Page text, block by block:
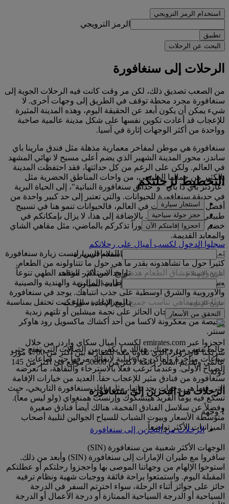
استخدام الرمز الترويجي
الرمز الترويجي
تطبيق
البحث عن الرحلات
الرحلات إلى سنغافورة
من الصعب تصديق ذلك، لكن مر وقت كانت فيه الرحلات الجوية إلى
سنغافورة مجرد محطة توقف في الطريق إلى وجهات أخرى. لا
شيء يمكن أن يكون أبعد عن الحقيقة اليوم، وهذه المدينة المثيرة
للإعجاب قد أعادت تكوين نفسها على شكل مدينة عالمية صاخبة
وواحدة من أكثر الوجهات إثارة في آسيا.
سنغافورة هي موطن لمفاخر معمارية مذهلة مثل فندق مارينا باي
ساندز، محور المدينة الشهير الذي يضم أعلى مسبح لا نهائي المشهد
في العالم. ولكن على الرغم من كل حداثتها، فقد احتفظت المدينة
بالكثير من جمالها الطبيعي، من واحات المناطق الحضرية مثل
"غاردنز باي ذا باي" و"حدائق سنغافورة النباتية"، إلى الحياة البرية
في حديقة سنغافورة للحيوانات. والتي تعتبر إلى حد كبير واحدة من
أفضل حدائق الحيوانات في العالم، فالحيوانات تنمو هنا في تسييج
طبيعي بدلاً عن الأقفاص. بالإضافة إلى هذا، لا يزال بإمكانكم في
خضم كل ذلك أن تجدوا أموراً تذكركم بالماضي، مثل مقاهي الشاي
والمعابد القديمة.
ثم مرة أخرى، بالنسبة لكثير من المسافرين، ليست زيارة سنغافورة
كثيراً حول ما تشاهدونه بقدر ما هي حول ما تتناولونه من الطعام.
لدى وجهة عشاق الطعام هذه واحداً من أكثر مشاهد الطهي تنوعاً
وسحراً في العالم - ستتنافس الأطايب الماليزية والهندية والصينية
والأوروبية والشرق أوسطية على جذب انتباهك. يوجد في سنغافورة
مطاعم ومقاهي تناسب جميع الميزانيات، سواء كنت تحتفل بمناسبة
خاصة في مطعم جان الحائز على نجمة ميشلين أو تلتهم زبدية
رخيصة من معكرونة لاكسا من أحد أكشاك ماكسويل رود هاوكر
سنتر.
حالما تنتهي من وجبتك، هنالك ما يكفي من الصالات التي تفتح حتى
ساعات متأخرة وأماكن حياة ليلية لإبقائك مرفهاً حتى ساعات
الصباح الأولى. وعندما ترغب فعلاً بالاسترخاء والنقاهة، ما تعرضه
سنغافورة من فنادق مثير للإعجاب حقاً. العديد من خيارات الإقامة
التي فيها هي وجهات بحد ذاتها، مثل رافلز سنغافورة التاريخي، حيث
تسكع فيه يوماً ألفريد هيتشكوك وإرنست همنغواي (ولو ليس معاً).
وفضلاً عن سلاسل الفنادق الفخمة، هنالك أيضاً فنادق صغيرة
متوسطة الأسعار وبيوت الشباب للسياح الجوالين لتلبية أصحاب
الميزانيات الأكثر تواضعاً.
التخطيط لرحلتكم
استئجار سيارة
حجز جولة سياحية
احجزوا إقامتكم الآن
سجلوا الدخول لكسب أميالٍ على رحلاتكم
استلام السيارة
تاريخ الاستلام - الوقت
إعادة السيارة
تاريخ الإعادة - الوقت
التحقق من الأسعار
احجزوا عبر emirates.com لكسب أميال سكاي واردز من خلال
شريكنا كارترولر، الذي تعاونا معه للمقارنة بين أكثر من 1700 مورد
عالمي وتقديم أسعار رائعة لأكثر من 50000 موقع في أكثر من 145
دولة.
الرحلات من البحرين إلى سنغافورة
1 وجهة
الرحلات من البحرين إلى سنغافورة
الوجهات الأكثر شعبية من سنغافورة (SIN)
سافروا مع طيران الإمارات إلى سنغافورة (SIN) وأبعد من ذلك.
استوحوا الإلهام من وجهاتنا الموصى بها واحجزوا رحلتكم أو عطلتكم
المقبلة اليوم. واستمتعوا براحة فائقة ووجبات شهية ونظام ترفيه
حائز على جوائز أثناء الرحلة، سواء اخترتم السفر في الدرجة
السياحية أو الدرجة السياحية الممتازة أو درجة الأعمال أو الدرجة